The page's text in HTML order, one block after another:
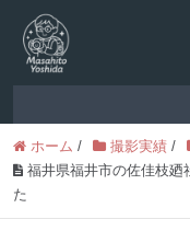
ホーム / 撮影実績 /
福井県福井市の佐佳枝廼
た